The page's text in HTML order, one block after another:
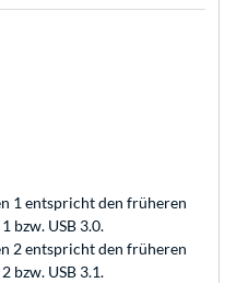
1 entspricht den früheren
bzw. USB 3.0.
2 entspricht den früheren
bzw. USB 3.1.